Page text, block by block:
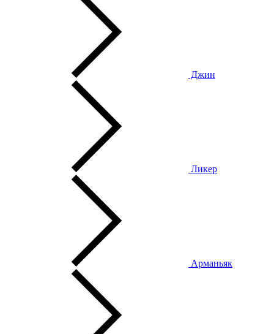
Джин
Ликер
Арманьяк